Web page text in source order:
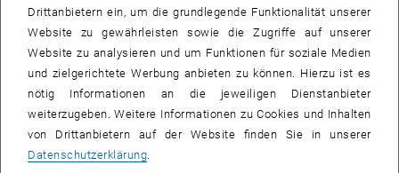
Gesamtsystem-Strategie widerspiegeln.
Welche Effekte auf Umwelt, Wirtschaft und Gesellschaft könnten
die vorgeschlagenen Maßnahmen haben? Welche Aspekte werden
in der Strategie eventuell zu wenig beachtet? Sind die
vorgeschlagenen Maßnahmen die richtigen, um die nationalen
Diese und ähnliche Fragen werden im Rahmen der kommenden
Drittanbietern ein, um die grundlegende Funktionalität unserer
Website zu gewährleisten sowie die Zugriffe auf unserer
Website zu analysieren und um Funktionen für soziale Medien
und zielgerichtete Werbung anbieten zu können. Hierzu ist es
nötig Informationen an die jeweiligen Dienstanbieter
weiterzugeben. Weitere Informationen zu Cookies und Inhalten
von Drittanbietern auf der Website finden Sie in unserer
Datenschutzerklärung